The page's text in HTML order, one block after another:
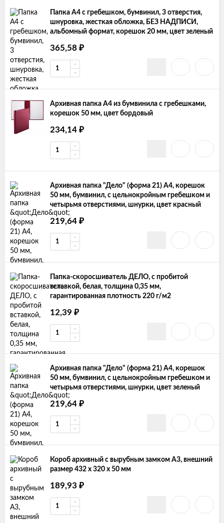
Папка А4 с гребешком, бумвинил, 3 отверстия,
шнуровка, жесткая обложка, БЕЗ НАДПИСИ,
альбомный формат, корешок 20 мм, цвет зеленый
365,58 ₽
Архивная папка А4 из бумвинила с гребешками,
корешок 50 мм, цвет бордовый
234,14 ₽
Архивная папка "Дело" (форма 21) А4, корешок
50 мм, бумвинил, с цельнокройным гребешком и
четырьмя отверстиями, шнурки, цвет красный
219,64 ₽
Папка-скоросшиватель ДЕЛО, с пробитой
вставкой, белая, толщина 0,35 мм,
гарантированная плотность 220 г/м2
12,39 ₽
Архивная папка "Дело" (форма 21) А4, корешок
50 мм, бумвинил, с цельнокройным гребешком и
четырьмя отверстиями, шнурки, цвет зеленый
219,64 ₽
Короб архивный с вырубным замком А3, внешний
размер 432 х 320 х 50 мм
189,93 ₽